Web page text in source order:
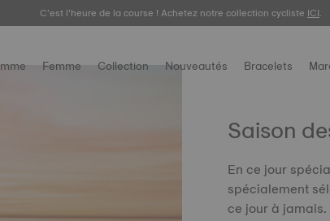
C’est l’heure de la course ! Achetez notre collection cycliste ICI.
Femme Collection Nouveautés Bracelets
Saison
En ce jour
spécialement
ce jour à jamais.